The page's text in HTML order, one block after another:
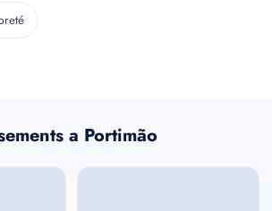
a Portimão